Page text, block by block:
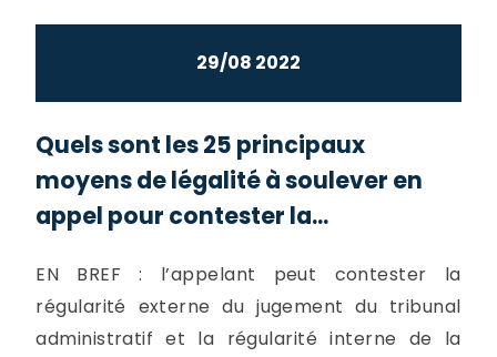
29/08 2022
Quels sont les 25 principaux
moyens de légalité à soulever en
appel pour contester la...
EN BREF : l’appelant peut contester la
régularité externe du jugement du tribunal
administratif et la régularité interne de la